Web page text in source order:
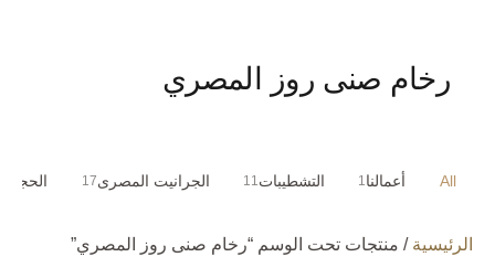
رخام صنى روز المصري
All أعمالنا1 التشطيبات11 الجرانيت المصرى17 الحجر
الرئيسية / منتجات تحت الوسم “رخام صنى روز المصري”